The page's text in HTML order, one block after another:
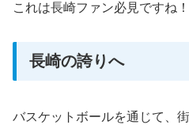
これは長崎ファン必見ですね！
長崎の誇りへ
バスケットボールを通じて、